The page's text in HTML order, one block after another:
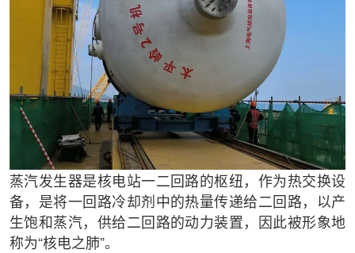
蒸汽发生器是核电站一二回路的枢纽，作为热交换设
备，是将一回路冷却剂中的热量传递给二回路，以产
生饱和蒸汽，供给二回路的动力装置，因此被形象地
称为“核电之肺”。